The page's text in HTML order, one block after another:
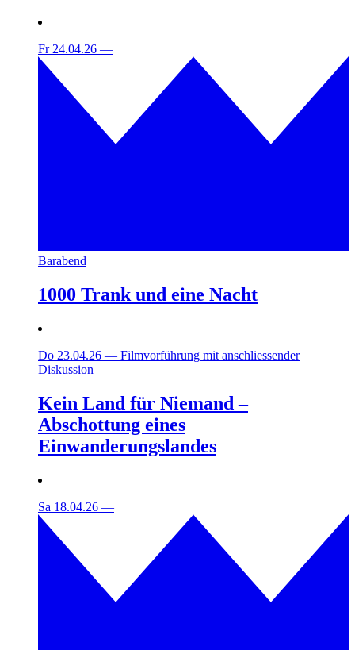
Fr 24.04.26 —
Barabend
1000 Trank und eine Nacht
Do 23.04.26 — Filmvorführung mit anschliessender
Diskussion
Kein Land für Niemand –
Abschottung eines
Einwanderungslandes
Sa 18.04.26 —